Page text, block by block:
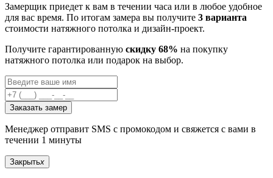
Замерщик приедет к вам в течении часа или в любое удобное
для вас время. По итогам замера вы получите 3 варианта
стоимости натяжного потолка и дизайн-проект.
Получите гарантированную скидку 68% на покупку
натяжного потолка или подарок на выбор.
Заказать замер
Менеджер отправит SMS с промокодом и свяжется с вами в
течении 1 минуты
Закрытьx